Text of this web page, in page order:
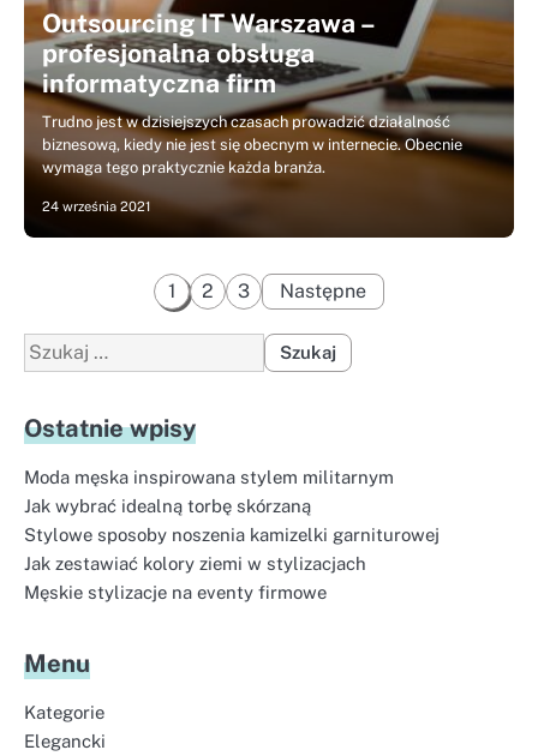
Outsourcing IT Warszawa –
profesjonalna obsługa
informatyczna firm
Trudno jest w dzisiejszych czasach prowadzić działalność
biznesową, kiedy nie jest się obecnym w internecie. Obecnie
wymaga tego praktycznie każda branża.
24 września 2021
Stronicowanie
wpisów
1 2 3 Następne
Szukaj:
Ostatnie wpisy
Moda męska inspirowana stylem militarnym
Jak wybrać idealną torbę skórzaną
Stylowe sposoby noszenia kamizelki garniturowej
Jak zestawiać kolory ziemi w stylizacjach
Męskie stylizacje na eventy firmowe
Menu
Kategorie
Elegancki